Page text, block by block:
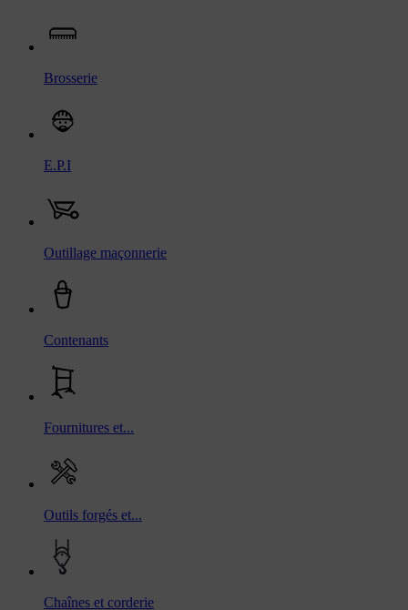
Brosserie
E.P.I
Outillage maçonnerie
Contenants
Fournitures et...
Outils forgés et...
Chaînes et corderie